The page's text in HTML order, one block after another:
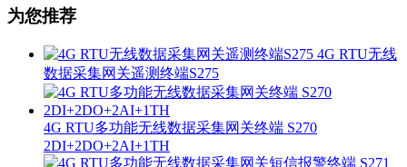
为您推荐
4G RTU无线
数据采集网关遥测终端S275
4G RTU多功能无线数据采集网关终端 S270
2DI+2DO+2AI+1TH